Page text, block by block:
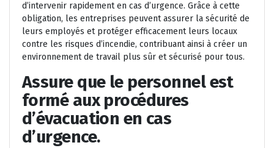
d’intervenir rapidement en cas d’urgence. Grâce à cette
obligation, les entreprises peuvent assurer la sécurité de
leurs employés et protéger efficacement leurs locaux
contre les risques d’incendie, contribuant ainsi à créer un
environnement de travail plus sûr et sécurisé pour tous.
Assure que le personnel est
formé aux procédures
d’évacuation en cas
d’urgence.